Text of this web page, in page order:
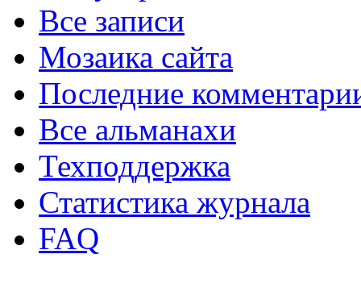
Все записи
Мозаика сайта
Последние
Все альманахи
Техподдержка
Статистика журнала
FAQ